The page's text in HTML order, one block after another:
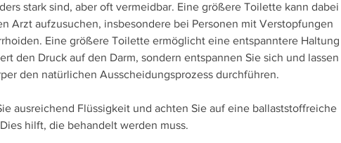
stark sind, aber oft vermeidbar. Eine größere Toilette kann dabei
Arzt aufzusuchen, insbesondere bei Personen mit Verstopfungen
Eine größere Toilette ermöglicht eine entspanntere Haltung
den Druck auf den Darm, sondern entspannen Sie sich und lassen
den natürlichen Ausscheidungsprozess durchführen.
ausreichend Flüssigkeit und achten Sie auf eine ballaststoffreiche
hilft, die behandelt werden muss.